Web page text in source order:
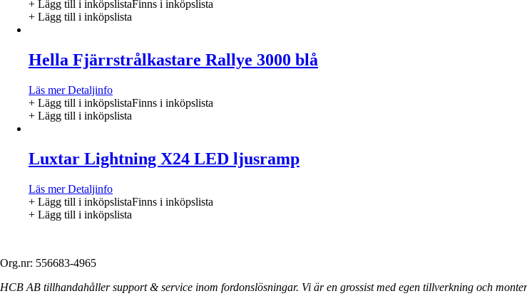
+ Lägg till i inköpslistaFinns i inköpslista
+ Lägg till i inköpslista
Hella Fjärrstrålkastare Rallye 3000 blå
Läs merDetaljinfo
+ Lägg till i inköpslistaFinns i inköpslista
+ Lägg till i inköpslista
Luxtar Lightning X24 LED ljusramp
Läs merDetaljinfo
+ Lägg till i inköpslistaFinns i inköpslista
+ Lägg till i inköpslista
Org.nr: 556683-4965
HCB AB tillhandahåller support & service inom fordonslösningar. Vi är en grossist med egen tillverkning och